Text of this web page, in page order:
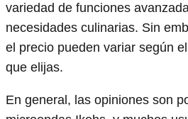
variedad de funciones
necesidades culinarias. Sin
el precio pueden variar según
que elijas.
En general, las opiniones son